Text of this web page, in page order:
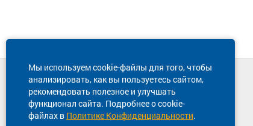
Мы используем cookie-файлы для того, чтобы
анализировать, как вы пользуетесь сайтом,
рекомендовать полезное и улучшать
функционал сайта. Подробнее о cookie-
файлах в Политике Конфиденциальности.
Техническая поддержка сайта
8 800 600-03-38